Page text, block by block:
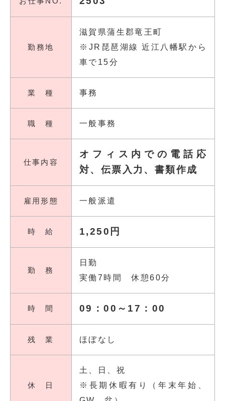
勤務地
滋賀県蒲生郡竜王町
※JR琵琶湖線 近江八幡駅から
車で15分
業 種 事務
職 種 一般事務
仕事内容
オフィス内での電話応
対、伝票入力、書類作成
雇用形態 一般派遣
時 給 1,250円
勤 務
日勤
実働7時間 休憩60分
時 間 09：00～17：00
残 業 ほぼなし
休 日
土、日、祝
※長期休暇有り（年末年始、